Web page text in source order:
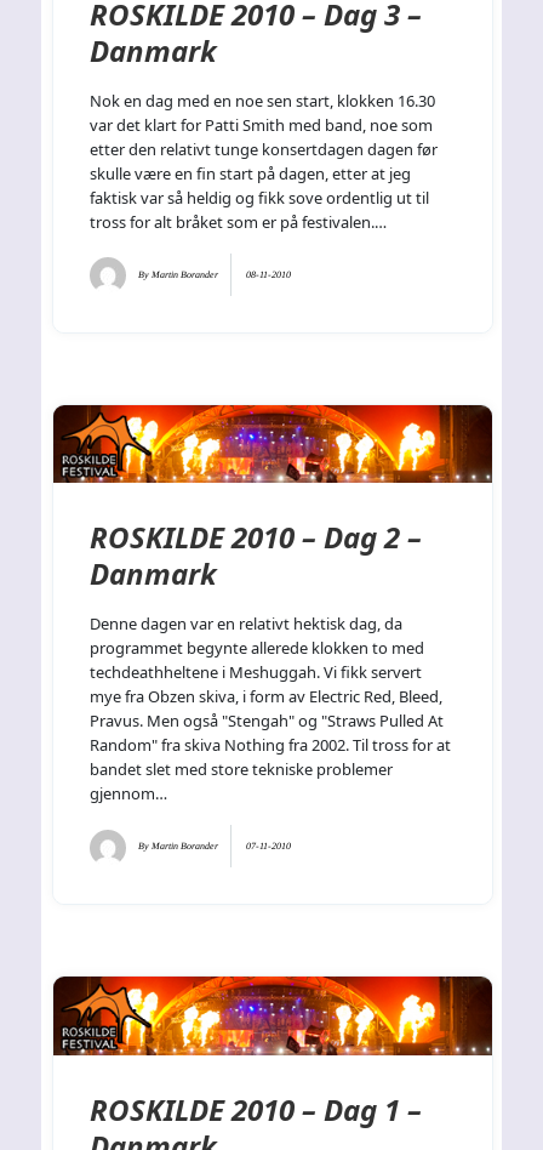
ROSKILDE 2010 – Dag 3 –
Danmark
Nok en dag med en noe sen start, klokken 16.30
var det klart for Patti Smith med band, noe som
etter den relativt tunge konsertdagen dagen før
skulle være en fin start på dagen, etter at jeg
faktisk var så heldig og fikk sove ordentlig ut til
tross for alt bråket som er på festivalen.…
ByMartin Borander 08-11-2010
ROSKILDE 2010 – Dag 2 –
Danmark
Denne dagen var en relativt hektisk dag, da
programmet begynte allerede klokken to med
techdeathheltene i Meshuggah. Vi fikk servert
mye fra Obzen skiva, i form av Electric Red, Bleed,
Pravus. Men også "Stengah" og "Straws Pulled At
Random" fra skiva Nothing fra 2002. Til tross for at
bandet slet med store tekniske problemer
gjennom…
ByMartin Borander 07-11-2010
ROSKILDE 2010 – Dag 1 –